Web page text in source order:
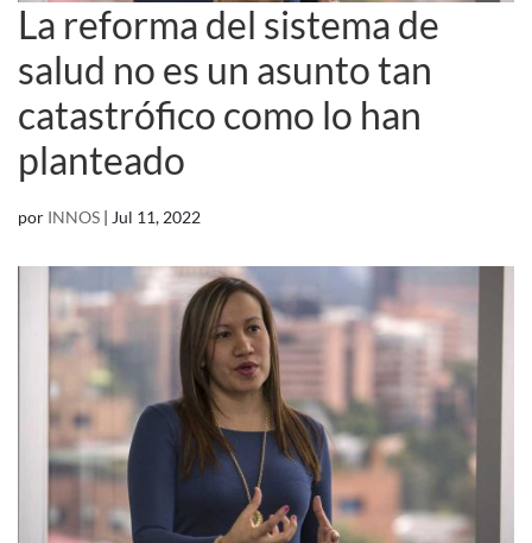
La reforma del sistema de
salud no es un asunto tan
catastrófico como lo han
planteado
por INNOS | Jul 11, 2022